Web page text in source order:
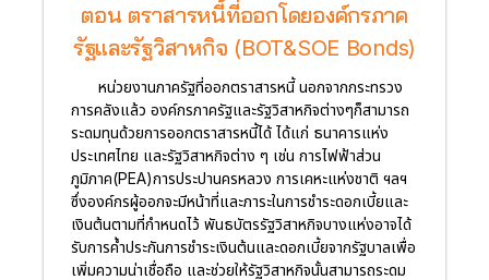
ตอน ตราสารหนี้ที่ออกโดยองค์กรภาค
รัฐและรัฐวิสาหกิจ (BOT&SOE Bonds)
หน่วยงานภาครัฐที่ออกตราสารหนี้ นอกจากกระทรวง
การคลังแล้ว องค์กรภาครัฐและรัฐวิสาหกิจต่างๆก็สามารถ
ระดมทุนด้วยการออกตราสารหนี้ได้ ได้แก่ ธนาคารแห่ง
ประเทศไทย และรัฐวิสาหกิจต่าง ๆ เช่น การไฟฟ้าส่วน
ภูมิภาค(PEA)การประปานครหลวง การเคหะแห่งชาติ ฯลฯ
ซึ่งองค์กรผู้ออกจะมีหน้าที่และภาระในการชำระดอกเบี้ยและ
เงินต้นตามที่กำหนดไว้ พันธบัตรรัฐวิสาหกิจบางแห่งอาจได้
รับการค้ำประกันการชำระเงินต้นและดอกเบี้ยจากรัฐบาลเพื่อ
เพิ่มความน่าเชื่อถือ และช่วยให้รัฐวิสาหกิจนั้นสามารถระดม